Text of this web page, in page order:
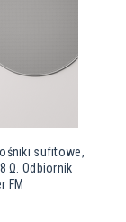
sufitowe,
Ω. Odbiornik
FM